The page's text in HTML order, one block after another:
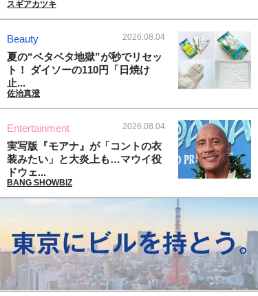
スギアカツキ
Beauty 2026.08.04
夏の“ベタベタ地獄”が秒でリセッ
ト！ ダイソーの110円「日焼け
止...
佐治真澄
Entertainment 2026.08.04
実写版『モアナ』が「コントの衣
装みたい」と大炎上も…マウイ役
ドウェ...
BANG SHOWBIZ